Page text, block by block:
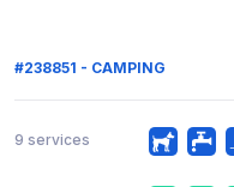
#238851 - CAMPING
9 services